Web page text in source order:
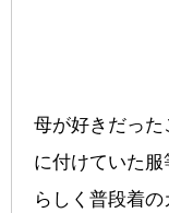
母が好きだっ
に付けていた
らしく普段着